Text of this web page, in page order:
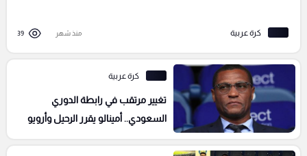
كرة عربية منذ شهر 39
كرة عربية
تغيير مرتقب في رابطة الدوري
السعودي.. أمينالو يقرر الرحيل وأرويو